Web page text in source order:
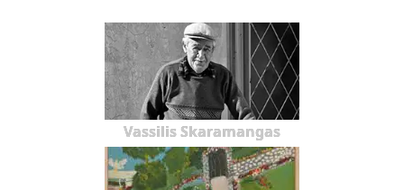
Vassilis Skaramangas